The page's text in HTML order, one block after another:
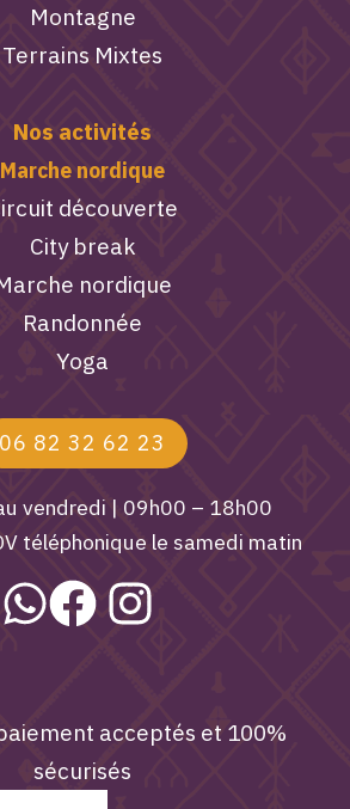
Montagne
Terrains Mixtes
Nos activités
Marche nordique
découverte
City break
nordique
Randonnée
Yoga
06 82 32 62 23
vendredi | 09h00 – 18h00
téléphonique le samedi matin
acceptés et 100%
sécurisés